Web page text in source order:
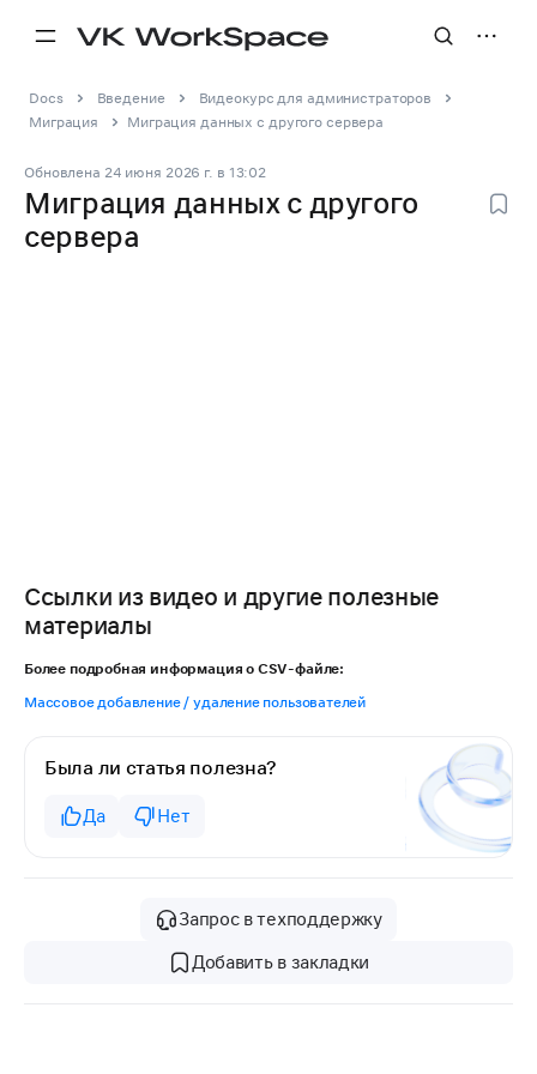
Docs Введение
Видеокурс для администраторов
Миграция
Миграция данных с другого сервера
Обновлена 24 июня 2026 г. в 13:02
Миграция данных с другого
сервера
Ссылки из видео и другие полезные
материалы
Более подробная информация о CSV-файле:
Массовое добавление / удаление пользователей
Была ли статья полезна?
Да Нет
Запрос в техподдержку
Добавить в закладки